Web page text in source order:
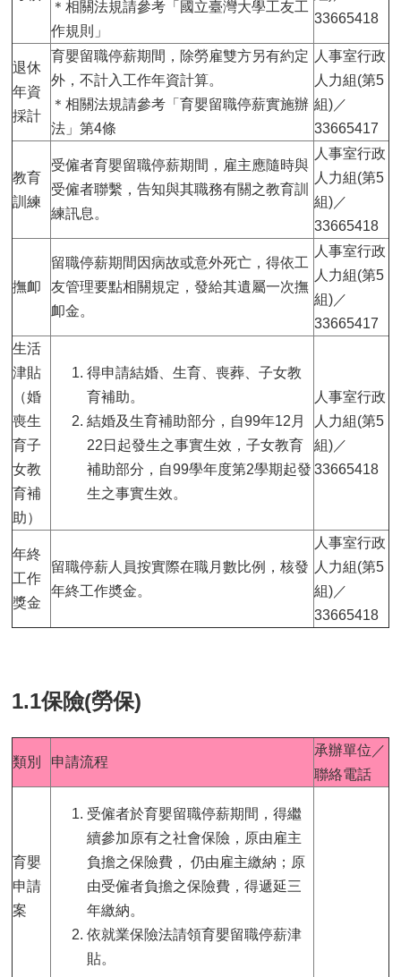
＊相關法規請參考「國立臺灣大學工友工
作規則」
33665418
退休
年資
採計
育嬰留職停薪期間，除勞雇雙方另有約定
外，不計入工作年資計算。
＊相關法規請參考「育嬰留職停薪實施辦
法」第4條
人事室行政
人力組(第5
組)／
33665417
教育
訓練
受僱者育嬰留職停薪期間，雇主應隨時與
受僱者聯繫，告知與其職務有關之教育訓
練訊息。
人事室行政
人力組(第5
組)／
33665418
撫卹
留職停薪期間因病故或意外死亡，得依工
友管理要點相關規定，發給其遺屬一次撫
卹金。
人事室行政
人力組(第5
組)／
33665417
生活
津貼
（婚
喪生
育子
女教
育補
助）
得申請結婚、生育、喪葬、子女教
育補助。
結婚及生育補助部分，自99年12月
22日起發生之事實生效，子女教育
補助部分，自99學年度第2學期起發
生之事實生效。
人事室行政
人力組(第5
組)／
33665418
年終
工作
獎金
留職停薪人員按實際在職月數比例，核發
年終工作奬金。
人事室行政
人力組(第5
組)／
33665418
1.1保險(勞保)
類別 申請流程
承辦單位／
聯絡電話
育嬰
申請
案
受僱者於育嬰留職停薪期間，得繼
續參加原有之社會保險，原由雇主
負擔之保險費， 仍由雇主繳納；原
由受僱者負擔之保險費，得遞延三
年繳納。
依就業保險法請領育嬰留職停薪津
貼。